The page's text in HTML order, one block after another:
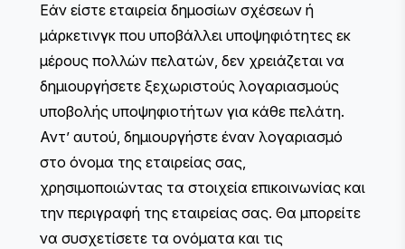
Εάν είστε εταιρεία δημοσίων σχέσεων ή
μάρκετινγκ που υποβάλλει υποψηφιότητες εκ
μέρους πολλών πελατών, δεν χρειάζεται να
δημιουργήσετε ξεχωριστούς λογαριασμούς
υποβολής υποψηφιοτήτων για κάθε πελάτη.
Αντ’ αυτού, δημιουργήστε έναν λογαριασμό
στο όνομα της εταιρείας σας,
χρησιμοποιώντας τα στοιχεία επικοινωνίας και
την περιγραφή της εταιρείας σας. Θα μπορείτε
να συσχετίσετε τα ονόματα και τις